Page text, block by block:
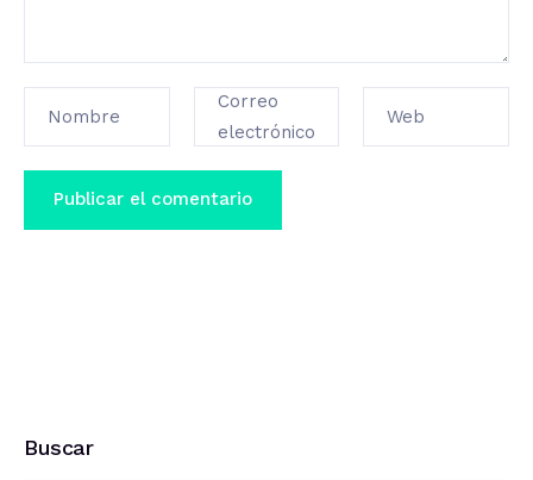
Nombre
Correo
electrónico
Web
Buscar